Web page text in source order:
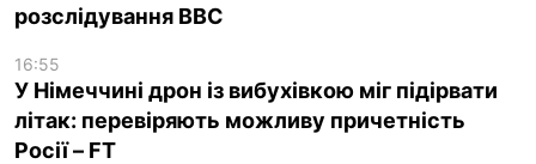
розслідування BBC
16:55
У Німеччині дрон із вибухівкою міг підірвати
літак: перевіряють можливу причетність
Росії – FT